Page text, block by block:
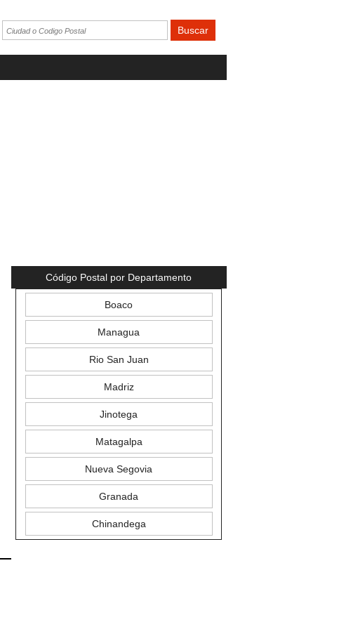
Código Postal por Departamento
Boaco
Managua
Rio San Juan
Madriz
Jinotega
Matagalpa
Nueva Segovia
Granada
Chinandega